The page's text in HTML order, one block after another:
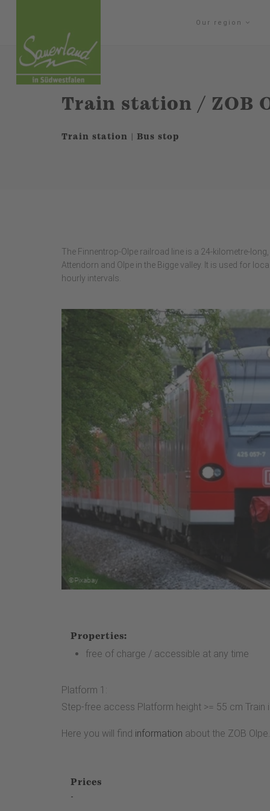
Our region
Train station / ZOB
Train station | Bus stop
The Finnentrop-Olpe railroad line is a 24-kilometre-
Attendorn and Olpe in the Bigge valley. It is used for
hourly intervals.
Properties:
free of charge / accessible at any time
Platform 1:
Step-free access Platform height >= 55 cm
Here you will find information about the ZOB Olpe.
Prices
-